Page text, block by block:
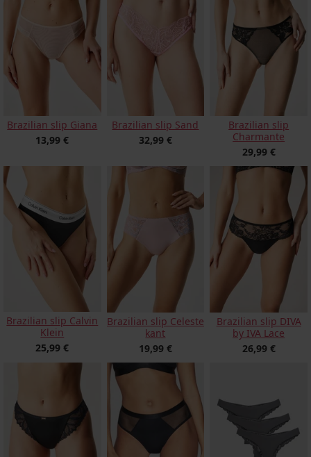
Brazilian slip Giana
13,99 €
Brazilian slip Sand
32,99 €
Brazilian slip
Charmante
29,99 €
Brazilian slip Calvin
Klein
25,99 €
Brazilian slip Celeste
kant
19,99 €
Brazilian slip DIVA
by IVA Lace
26,99 €